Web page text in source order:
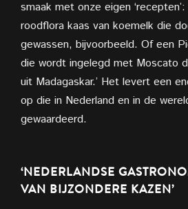
smaak met onze eigen
roodflora kaas van koemelk die
gewassen, bijvoorbeeld. Of een
die wordt ingelegd met Moscato
uit Madagaskar.’ Het levert een
op die in Nederland en in de
gewaardeerd.
‘NEDERLANDSE
VAN BIJZONDERE KAZEN’